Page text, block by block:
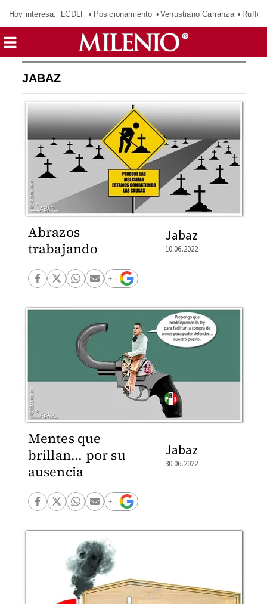
Hoy interesa: LCDLF Posicionamiento Venustiano Carranza Ruffo
JABAZ
Abrazos
trabajando
Jabaz
10.06.2022
Mentes que
brillan... por su
ausencia
Jabaz
30.06.2022